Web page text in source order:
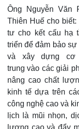
Bóng đá
Lịch thi đấu bóng đá
Thế giới thể thao
eSports
Hậu trường
Ông Nguyễn Văn
Thiên Huế cho
tư cho kết cấu hạ
triển để đảm bảo
và xây dựng cơ
trung vào các giải
nâng cao chất
kinh tế dựa trên
công nghệ cao và
lịch là mũi nhọn,